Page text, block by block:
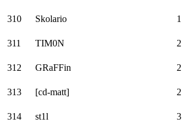
310 Skolario 1
311 TIM0N 2
312 GRaFFin 2
313 [cd-matt] 2
314 st1l 3